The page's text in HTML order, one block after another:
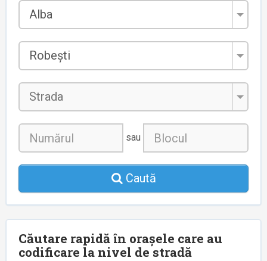
Județul
Alba
Localitatea
Robești
Strada
sau
Caută
Căutare rapidă în orașele care au
codificare la nivel de stradă